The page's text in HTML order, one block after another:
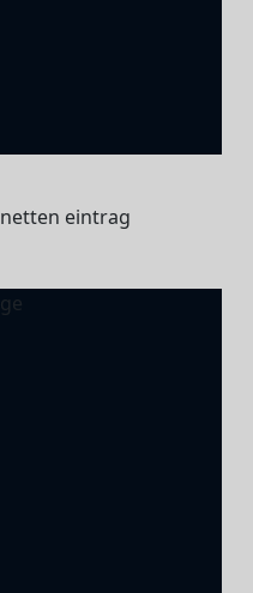
eintrag